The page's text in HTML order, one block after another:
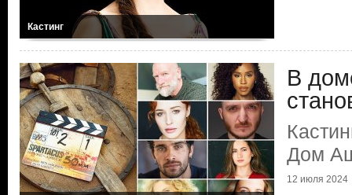
Кастинг
В
Дом
12 июля 2024